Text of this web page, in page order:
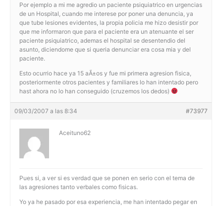
Por ejemplo a mi me agredio un paciente psiquiatrico en urgencias
de un Hospital, cuando me interese por poner una denuncia, ya
que tube lesiones evidentes, la propia policia me hizo desistir por
que me informaron que para el paciente era un atenuante el ser
paciente psiquiatrico, ademas el hospital se desentendio del
asunto, diciendome que si queria denunciar era cosa mia y del
paciente.
Esto ocurrio hace ya 15 aÃ±os y fue mi primera agresion fisica,
posteriormente otros pacientes y familiares lo han intentado pero
hast ahora no lo han conseguido (cruzemos los dedos)
09/03/2007 a las 8:34 #73977
Aceituno62
Pues si, a ver si es verdad que se ponen en serio con el tema de
las agresiones tanto verbales como fisicas.
Yo ya he pasado por esa experiencia, me han intentado pegar en